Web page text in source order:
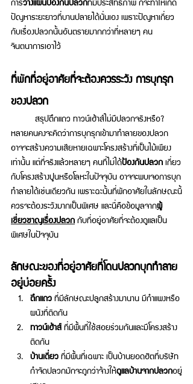
ปัญหาระยะยาวที่บานปลายได้นั่นเอง เพราะปัญหาเกี่ยว
กับเรื่องปลวกนั้นอันตรายมากกว่าที่หลายๆ คน
จินตนาการเอาไว้
ที่พักที่อยู่อาศัยที่จะต้องควรระวัง การบุกรุก
ของปลวก
	สรุปตึกแถว
ทาวน์เฮ้าส์ไม่มีปลวกจริงหรือ?
หลายคนคงจะคิดว่าการบุกรุกเข้ามาทำลายของปลวก
อาจจะสร้างความเสียหายเฉพาะโครงสร้างที่เป็นไม้เพียง
เท่านั้น แต่ที่จริงแล้วหลายๆ คนที่ไม่ได้ป้องกันปลวก เกี่ยว
กับโครงสร้างปูนหรือโลหะในปัจจุบัน อาจจะพบเจอการบุก
ทำลายได้เช่นเดียวกัน เพราะฉะนั้นที่พักอาศัยในลักษณะนี้
ควรจะต้องระวังมากเป็นพิเศษ และนี่คือข้อมูลจากผู้
เชี่ยวชาญเรื่องปลวกกับที่อยู่อาศัยที่จะต้องดูแลเป็น
พิเศษในปัจจุบัน
ลักษณะของที่อยู่อาศัยที่โดนปลวกบุกทำลาย
อยู่บ่อยครั้ง
ตึกแถว ที่มีลักษณะปลูกสร้างมานาน มีกำแพงหรือ
ผนังที่ติดกัน
ทาวน์เฮ้าส์ ที่มีพื้นที่ใช้สอยร่วมกันและมีโครงสร้าง
ติดกัน
บ้านเดี่ยว ที่มีพื้นที่เฉพาะ เป็นบ้านยอดฮิตที่บริษัท
กำจัดปลวกมักจะถูกว่าจ้างให้ดูแลบ้านจากปลวกอยู่